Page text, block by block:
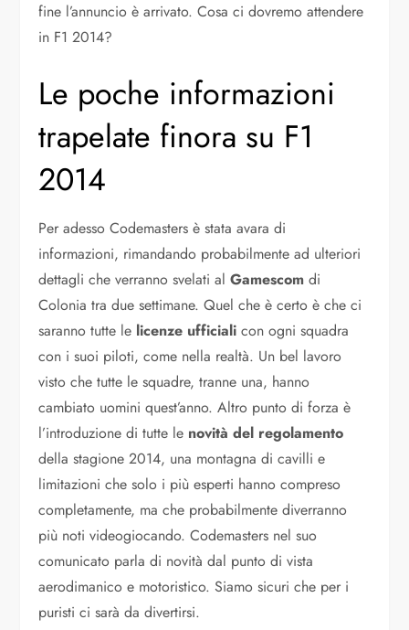
fine l’annuncio è arrivato. Cosa ci dovremo attendere
in F1 2014?
Le poche informazioni
trapelate finora su F1
2014
Per adesso Codemasters è stata avara di
informazioni, rimandando probabilmente ad ulteriori
dettagli che verranno svelati alGamescom di
Colonia tra due settimane. Quel che è certo è che ci
saranno tutte le licenze ufficiali con ogni squadra
con i suoi piloti, come nella realtà. Un bel lavoro
visto che tutte le squadre, tranne una, hanno
cambiato uomini quest’anno. Altro punto di forza è
l’introduzione di tutte le novità del regolamento
della stagione 2014, una montagna di cavilli e
limitazioni che solo i più esperti hanno compreso
completamente, ma che probabilmente diverranno
più noti videogiocando. Codemasters nel suo
comunicato parla di novità dal punto di vista
aerodimanico e motoristico. Siamo sicuri che per i
puristi ci sarà da divertirsi.